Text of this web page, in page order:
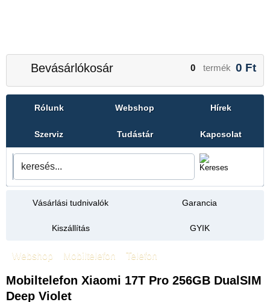
Bevásárlókosár 0 termék 0 Ft
Rólunk Webshop Hírek
Szerviz Tudástár Kapcsolat
Vásárlási tudnivalók Garancia
Kiszállítás GYIK
Webshop Mobiltelefon Telefon
Mobiltelefon Xiaomi 17T Pro 256GB DualSIM
Deep Violet